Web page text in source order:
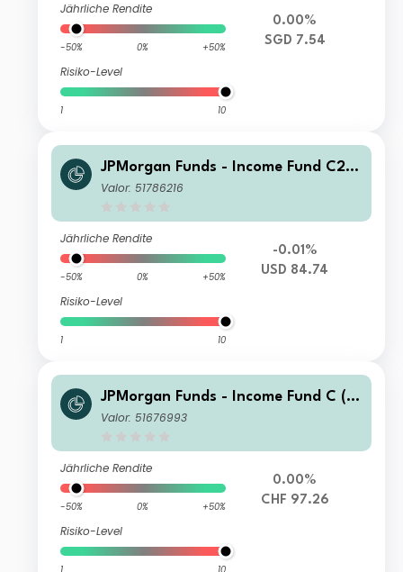
Jährliche Rendite
-50% 0% +50%
Risiko-Level
1 10
0.00%
SGD 7.54
JPMorgan Funds - Income Fund C2
(div) USD
Valor: 51786216
Jährliche Rendite
-50% 0% +50%
Risiko-Level
1 10
-0.01%
USD 84.74
JPMorgan Funds - Income Fund C (a
cc) CHF (hedged)
Valor: 51676993
Jährliche Rendite
-50% 0% +50%
Risiko-Level
0.00%
CHF 97.26